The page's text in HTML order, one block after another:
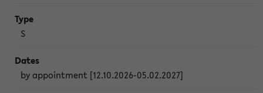
S
by appointment [12.10.2026-05.02.2027]